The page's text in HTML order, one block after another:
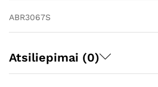
ABR3067S
Atsiliepimai (0)